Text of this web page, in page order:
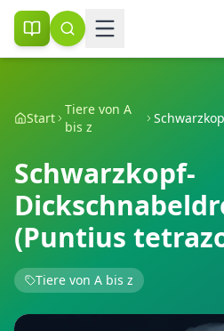
Start
Tiere von A
bis z
Schwarzkopf-
(Puntius
Tiere von A bis z